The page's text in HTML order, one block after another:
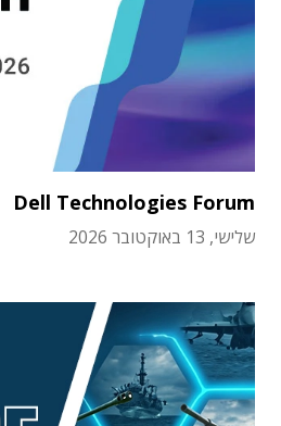
Dell Technologies Forum
שלישי, 13 באוקטובר 2026